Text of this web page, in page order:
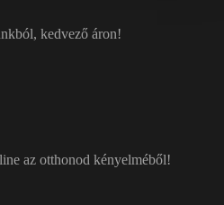
kedvező áron!
az otthonod kényelméből!